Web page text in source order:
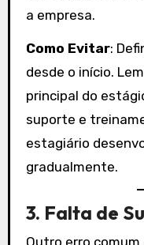
a empresa.
Como Evitar:
desde o início.
principal do
suporte e
estagiário
gradualmente.
3. Falta de